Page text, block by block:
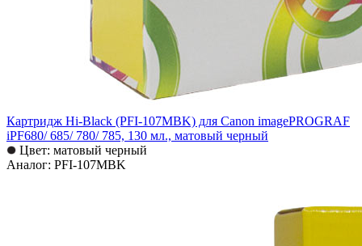
Картридж Hi-Black (PFI-107MBK) для Canon imagePROGRAF
iPF680/ 685/ 780/ 785, 130 мл., матовый черный
Цвет: матовый черный
Аналог: PFI-107MBK